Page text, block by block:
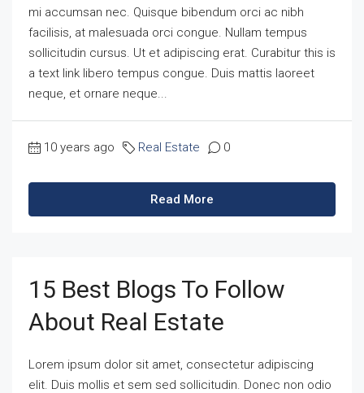
mi accumsan nec. Quisque bibendum orci ac nibh
facilisis, at malesuada orci congue. Nullam tempus
sollicitudin cursus. Ut et adipiscing erat. Curabitur this is
a text link libero tempus congue. Duis mattis laoreet
neque, et ornare neque...
10 years ago Real Estate 0
Read More
15 Best Blogs To Follow
About Real Estate
Lorem ipsum dolor sit amet, consectetur adipiscing
elit. Duis mollis et sem sed sollicitudin. Donec non odio